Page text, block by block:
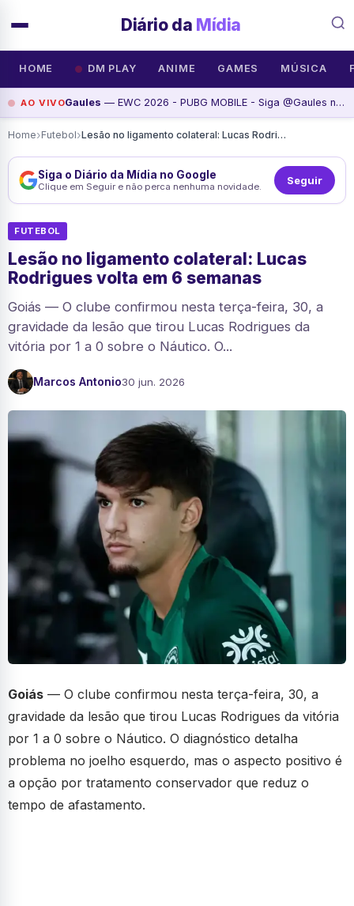
Diário da Mídia
HOME DM PLAY ANIME GAMES MÚSICA
AO VIVOGaules — EWC 2026 - PUBG MOBILE - Siga @Gaules nas redes sociais!, assista agora
Home›Futebol› Lesão no ligamento colateral: Lucas Rodrigues volta em 6 semanas
Siga o Diário da Mídia no Google
Clique em Seguir e não perca nenhuma novidade. Seguir
FUTEBOL
Lesão no ligamento colateral: Lucas
Rodrigues volta em 6 semanas
Goiás — O clube confirmou nesta terça-feira, 30, a
gravidade da lesão que tirou Lucas Rodrigues da
vitória por 1 a 0 sobre o Náutico. O...
Marcos Antonio30 jun. 2026
Goiás — O clube confirmou nesta terça-feira, 30, a
gravidade da lesão que tirou Lucas Rodrigues da vitória
por 1 a 0 sobre o Náutico. O diagnóstico detalha
problema no joelho esquerdo, mas o aspecto positivo é
a opção por tratamento conservador que reduz o
tempo de afastamento.